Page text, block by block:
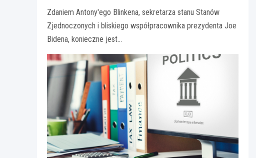
Zdaniem Antony'ego Blinkena, sekretarza stanu Stanów
Zjednoczonych i bliskiego współpracownika prezydenta Joe
Bidena, konieczne jest…